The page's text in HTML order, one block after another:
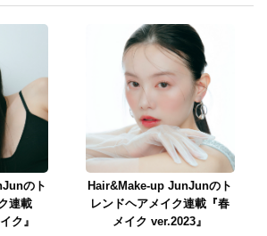
のト
連載
ク』
Hair&Make-up JunJunのト
レンドヘアメイク連載『春
メイク ver.2023』